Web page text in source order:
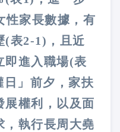
性家長數據，有
(表2-1)，且近
即進入職場(表
」前夕，家扶
展權利，以及面
，執行長周大堯